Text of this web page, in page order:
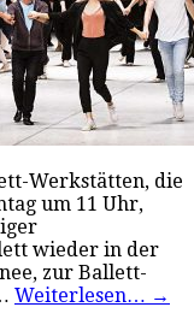
Werkstätten, die
um 11 Uhr,
wieder in der
zur Ballett-
Weiterlesen… →